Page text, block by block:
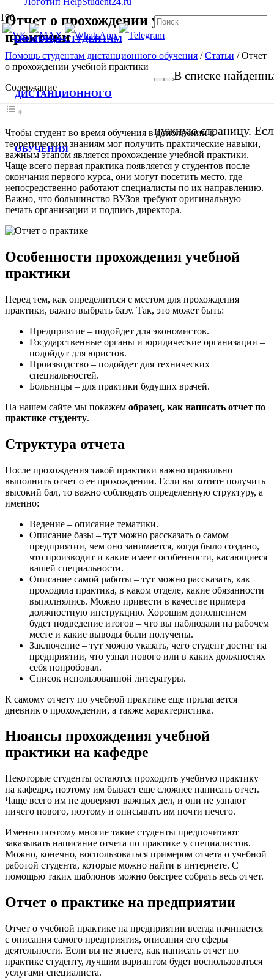
ПОМОЩЬ СТУДЕНТАМ
ДИСТАНЦИОННОГО
ОБУЧЕНИЯ
В списке
нужную страницу.
Отчет о прохождении учебной
практики
Помощь студентам дистанционного обучения /Статьи /Отчет
о прохождении учебной практики
Содержание
Чтобы студент во время обучения в дополнении к
теоретическим знаниям мог получить практические навыки,
важным этапом является прохождение учебной практики.
Чаще всего первая практика появляется у студентов после
окончания первого курса, они могут посетить место, где
непосредственно работают специалисты по их направлению.
Важно, что большинство ВУЗов требуют оригинальную
печать организации и подпись директора.
Особенности прохождения учебной
практики
Перед тем, как определиться с местом для прохождения
практики, важно выбрать базу. Так, это может быть:
Предприятие – подойдет для экономистов.
Государственные органы и юридические организации –
подойдут для юристов.
Производство – подойдет для технических
специальностей.
Больницы – для практики будущих врачей.
На нашем сайте мы покажем образец, как написать отчет по
практике студенту.
Структура отчета
После прохождения такой практики важно правильно
выполнить отчет о ее прохождении. Если вы хотите получить
высокий бал, то важно соблюдать определенную структуру, а
именно:
Ведение – описание тематики.
Описание базы – тут можно рассказать о самом
предприятии, чем оно занимается, когда было создано,
что производит и какие имеет особенности, касающиеся
вашей специальности.
Описание самой работы – тут можно рассказать, как
проходила практика, в каком отделе, какие обязанности
выполнялись. Можно привести в качестве примера
должностную инструкцию. Хорошим дополнением
будет подведение итогов – что вы наблюдали на рабочем
месте и какие выводы были получены.
Заключение – тут можно указать, чего студент достиг на
предприятии, что узнал нового или в каких должностях
себя попробовал.
Список использованной литературы.
К самому отчету по учебной практике еще прилагается
дневник о прохождении, а также характеристика.
Нюансы прохождения учебной
практики на кафедре
Некоторые студенты остаются проходить учебную практику
на кафедре, поэтому им бывает еще сложнее написать отчет.
Чаще всего им не доверяют важных дел, и они не узнают
ничего нового, поэтому и описывать им почти нечего.
Именно поэтому многие такие студенты предпочитают
заказывать написание отчета по практике у специалистов.
Можно, конечно, воспользоваться примером отчета о учебной
работой студента, которые можно найти в интернете. С
помощью таких шаблонов можно быстрее собрать весь отчет.
Отчет о практике на предприятии
Отчет о учебной практике на предприятии всегда начинается
с описания самого предприятия, описания его сферы
деятельности. Если вы не знаете, как написать отчет по
практике студенту, лучшим вариантом будет воспользоваться
услугами специалиста.